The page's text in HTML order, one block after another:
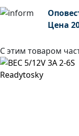
Цена
С этим товаром